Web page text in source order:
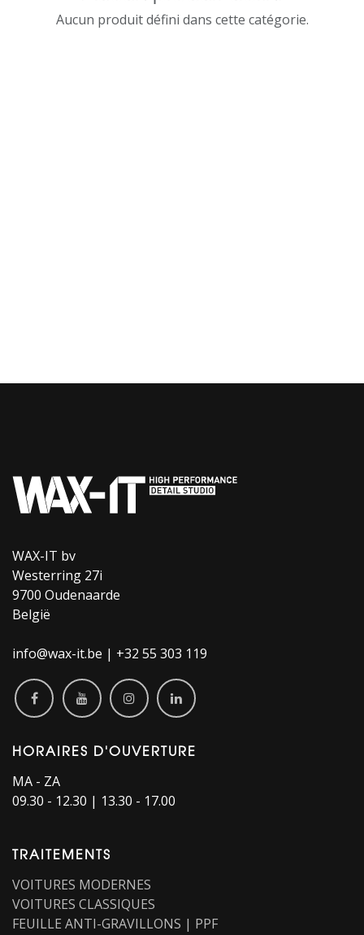
Aucun produit défini dans cette catégorie.
WAX-IT bv
Westerring 27i
9700 Oudenaarde
België
info@wax-it.be | +32 55 303 119
HORAIRES D'OUVERTURE​
MA - ZA
09.30 - 12.30 | 13.30 - 17.00
TRAITEMENTS
VOITURES MODERNES
VOITURES CLASSIQUES
FEUILLE ANTI-GRAVILLONS | PPF